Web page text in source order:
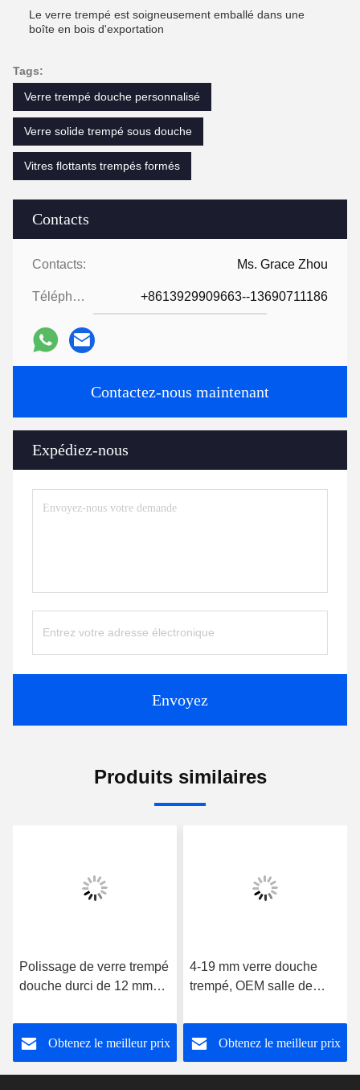
Contacts
Contacts: Ms. Grace Zhou
Téléphone: +8613929909663--13690711186
Contactez-nous maintenant
Expédiez-nous
Envoyez
Le verre trempé est soigneusement emballé dans une
boîte en bois d'exportation
Tags:
Verre trempé douche personnalisé
Verre solide trempé sous douche
Vitres flottants trempés formés
Produits similaires
Polissage de verre trempé
douche durci de 12 mm
Obtenez le meilleur prix
4-19 mm verre douche
trempé, OEM salle de
résistance
Obtenez le meilleur prix